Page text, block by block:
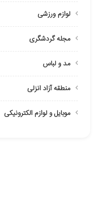
لوازم ورزشی
مجله گردشگری
مد و لباس
منطقه آزاد انزلی
موبایل و لوازم الکترونیکی